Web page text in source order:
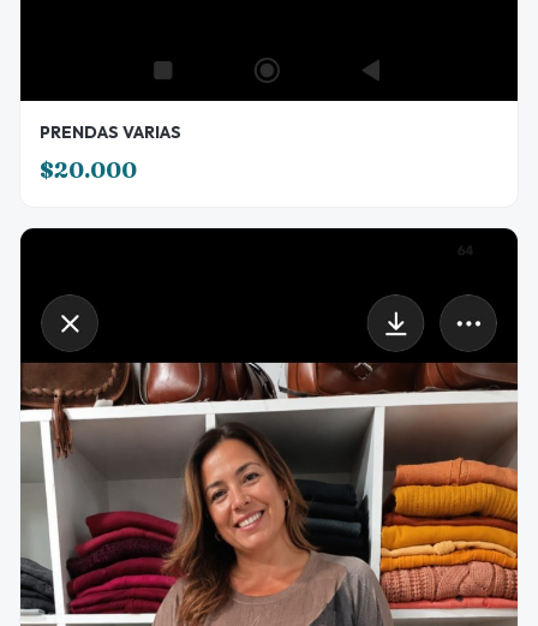
PRENDAS VARIAS
$20.000